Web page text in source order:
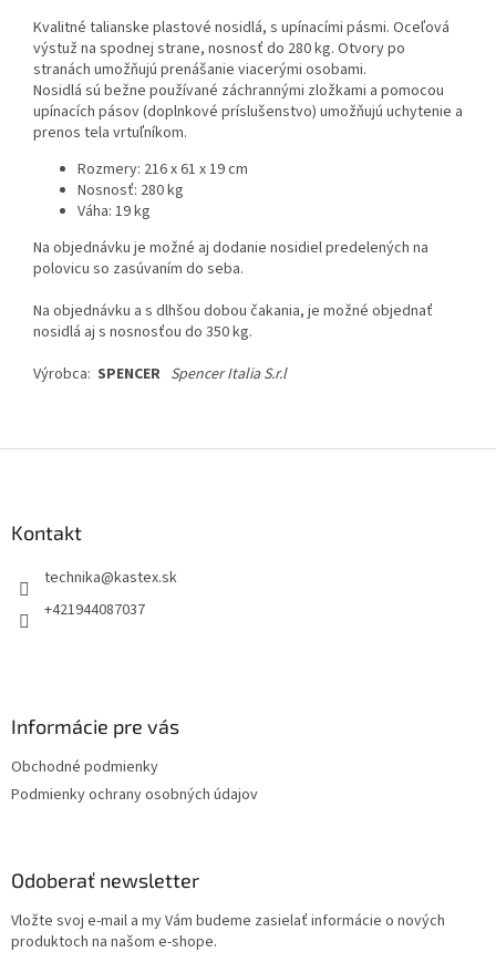
Kvalitné talianske plastové nosidlá, s upínacími pásmi. Oceľová
výstuž na spodnej strane, nosnosť do 280 kg. Otvory po
stranách umožňujú prenášanie viacerými osobami.
Nosidlá sú bežne používané záchrannými zložkami a pomocou
upínacích pásov (doplnkové príslušenstvo) umožňujú uchytenie a
prenos tela vrtuľníkom.
Rozmery: 216 x 61 x 19 cm
Nosnosť: 280 kg
Váha: 19 kg
Na objednávku je možné aj dodanie nosidiel predelených na
polovicu so zasúvaním do seba.
Na objednávku a s dlhšou dobou čakania, je možné objednať
nosidlá aj s nosnosťou do 350 kg.
Výrobca: SPENCER Spencer Italia S.r.l
Kontakt
technika@kastex.sk
+421944087037
Informácie pre vás
Obchodné podmienky
Podmienky ochrany osobných údajov
Odoberať newsletter
Vložte svoj e-mail a my Vám budeme zasielať informácie o nových
produktoch na našom e-shope.